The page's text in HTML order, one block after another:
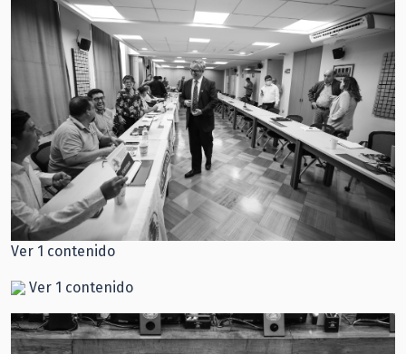
Ver 1 contenido
Ver 1 contenido